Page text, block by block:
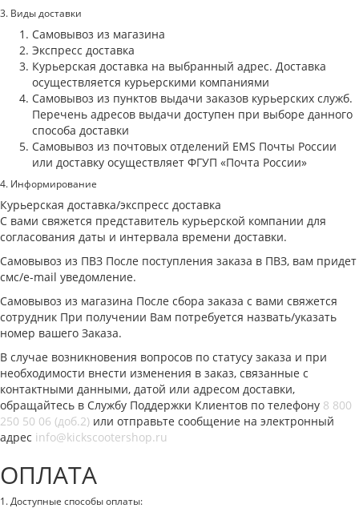
3. Виды доставки
Самовывоз из магазина
Экспресс доставка
Курьерская доставка на выбранный адрес. Доставка
осуществляется курьерскими компаниями
Самовывоз из пунктов выдачи заказов курьерских служб.
Перечень адресов выдачи доступен при выборе данного
способа доставки
Самовывоз из почтовых отделений EMS Почты России
или доставку осуществляет ФГУП «Почта России»
4. Информирование
Курьерская доставка/экспресс доставка
С вами свяжется представитель курьерской компании для
согласования даты и интервала времени доставки.
Самовывоз из ПВЗ После поступления заказа в ПВЗ, вам придет
смс/e-mail уведомление.
Самовывоз из магазина После сбора заказа с вами свяжется
сотрудник При получении Вам потребуется назвать/указать
номер вашего Заказа.
В случае возникновения вопросов по статусу заказа и при
необходимости внести изменения в заказ, связанные с
контактными данными, датой или адресом доставки,
обращайтесь в Службу Поддержки Клиентов по телефону 8 800
250 50 06 (доб.2) или отправьте сообщение на электронный
адрес info@kickscootershop.ru
ОПЛАТА
1. Доступные способы оплаты: